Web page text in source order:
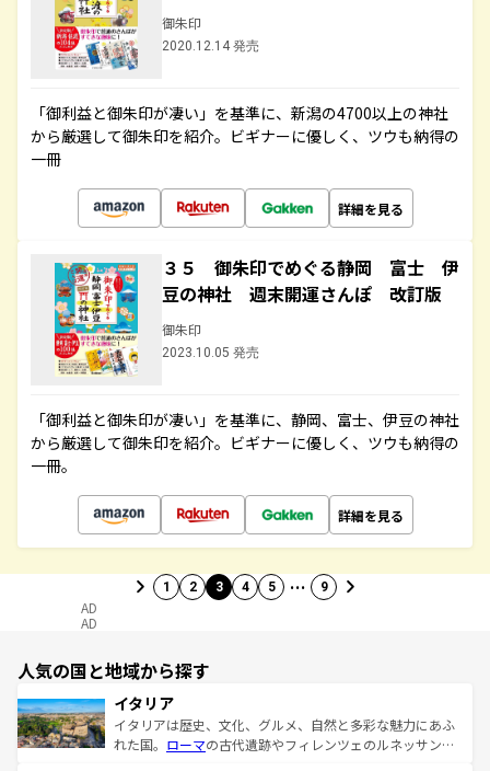
御朱印
2020.12.14 発売
「御利益と御朱印が凄い」を基準に、新潟の4700以上の神社
から厳選して御朱印を紹介。ビギナーに優しく、ツウも納得の
一冊
詳細を見る
３５ 御朱印でめぐる静岡 富士 伊
豆の神社 週末開運さんぽ 改訂版
御朱印
2023.10.05 発売
「御利益と御朱印が凄い」を基準に、静岡、富士、伊豆の神社
から厳選して御朱印を紹介。ビギナーに優しく、ツウも納得の
一冊。
詳細を見る
1 2 3 4 5 … 9
AD
AD
人気の国と地域から探す
イタリア
イタリアは歴史、文化、グルメ、自然と多彩な魅力にあふ
れた国。 ローマの古代遺跡やフィレンツェのルネッサンス